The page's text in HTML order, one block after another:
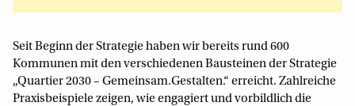
Seit Beginn der Strategie haben wir bereits rund 600
Kommunen mit den verschiedenen Bausteinen der Strategie
„Quartier 2030 – Gemeinsam.Gestalten.“ erreicht. Zahlreiche
Praxisbeispiele zeigen, wie engagiert und vorbildlich die